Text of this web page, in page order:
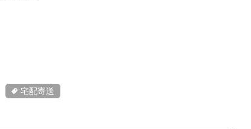
宅配寄送